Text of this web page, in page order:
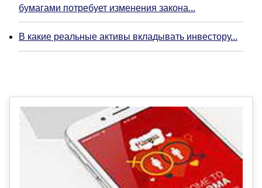
бумагами потребует изменения закона...
В какие реальные активы вкладывать инвестору...